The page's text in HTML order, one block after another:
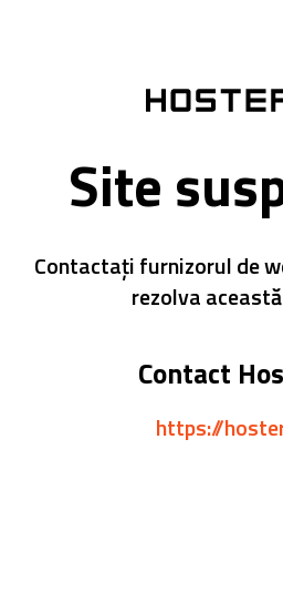
Site
Contactați furnizorul de
rezolva
Contact
https://